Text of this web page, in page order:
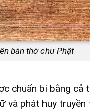
bàn thờ chư Phật
chuẩn bị bằng
và phát huy